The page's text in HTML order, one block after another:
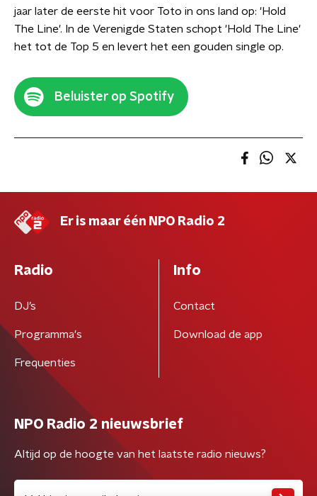
jaar later de eerste hit voor Toto in ons land op: 'Hold
The Line'. In de Verenigde Staten schopt 'Hold The Line'
het tot de Top 5 en levert het een gouden single op.
Beluister op Spotify
Er is maar één NPO Radio 2
Radio
DJ’s
Programma's
Frequenties
Info
Contact
Download de app
NPO Radio 2 nieuwsbrief
Altijd op de hoogte van het laatste radio nieuws?